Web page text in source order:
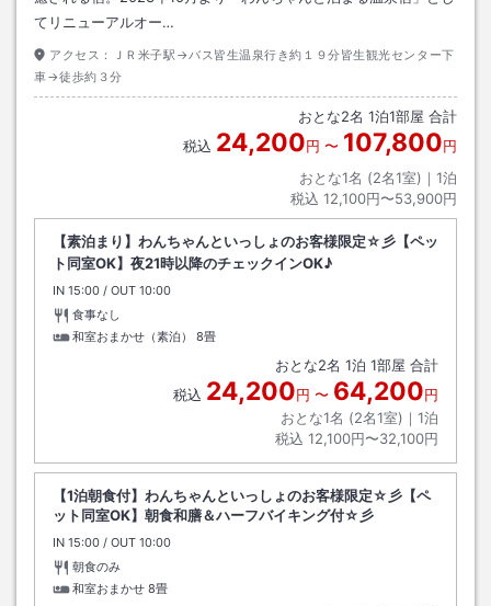
てリニューアルオー…
アクセス：
ＪＲ米子駅→バス皆生温泉行き約１９分皆生観光センター下
車→徒歩約３分
おとな2名 1泊1部屋 合計
税込 24,200円 〜 107,800円
おとな1名 (2名1室)｜ 1泊
税込 12,100円〜53,900円
【素泊まり】わんちゃんといっしょのお客様限定☆彡【ペッ
ト同室OK】夜21時以降のチェックインOK♪
IN チェックイン
15:00 / OUT チェックアウト
10:00
食事なし
和室おまかせ（素泊）
8畳
おとな2名 1泊 1部屋 合計
税込 24,200円 〜 64,200円
おとな1名 (2名1室)｜ 1泊
税込 12,100円〜32,100円
【1泊朝食付】わんちゃんといっしょのお客様限定☆彡【ペ
ット同室OK】朝食和膳＆ハーフバイキング付☆彡
IN チェックイン
15:00 / OUT チェックアウト
10:00
朝食のみ
和室おまかせ 8畳